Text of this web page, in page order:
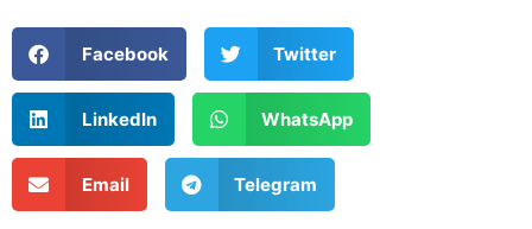
Facebook Twitter
LinkedIn WhatsApp
Email Telegram